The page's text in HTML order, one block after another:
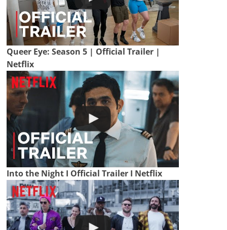
Queer Eye: Season 5 | Official Trailer |
Netflix
Into the Night I Official Trailer I Netflix